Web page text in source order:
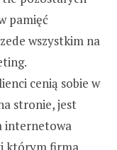
pamięć
wszystkim na
cenią sobie w
stronie, jest
internetowa
którym firma